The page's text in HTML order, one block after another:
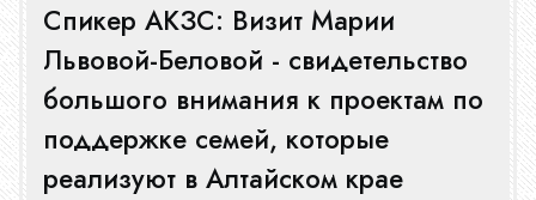
Спикер АКЗС: Визит Марии
Львовой-Беловой - свидетельство
большого внимания к проектам по
поддержке семей, которые
реализуют в Алтайском крае